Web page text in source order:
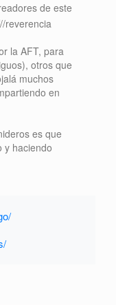
de este
la AFT, para
otros que
muchos
en
es que
y haciendo